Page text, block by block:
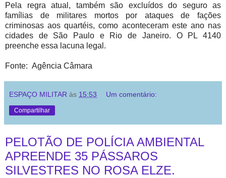
Pela regra atual, também são excluídos do seguro as
famílias de militares mortos por ataques de fações
criminosas aos quartéis, como aconteceram este ano nas
cidades de São Paulo e Rio de Janeiro. O PL 4140
preenche essa lacuna legal.
Fonte: Agência Câmara
ESPAÇO MILITAR às 15:53 Um comentário:
Compartilhar
PELOTÃO DE POLÍCIA AMBIENTAL
APREENDE 35 PÁSSAROS
SILVESTRES NO ROSA ELZE.